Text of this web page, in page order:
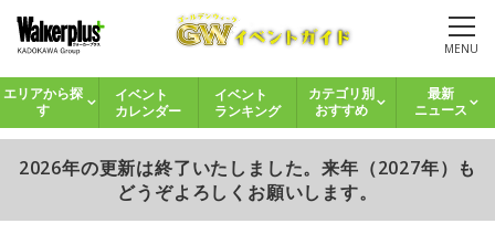
MENU
エリアから探
す
イベント
カレンダー
イベント
ランキング
カテゴリ別
おすすめ
最新
ニュース
2026年の更新は終了いたしました。来年（2027年）も
どうぞよろしくお願いします。